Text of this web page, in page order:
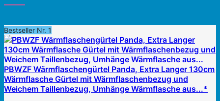
Bestseller Nr. 1
PBWZF Wärmflaschengürtel Panda, Extra Langer 130cm
Wärmflasche Gürtel mit Wärmflaschenbezug und
Weichem Taillenbezug, Umhänge Wärmflasche aus...*